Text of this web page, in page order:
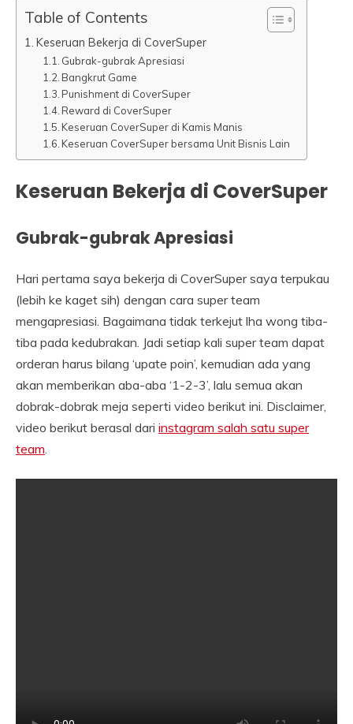
Table of Contents
Keseruan Bekerja di CoverSuper
Gubrak-gubrak Apresiasi
Bangkrut Game
Punishment di CoverSuper
Reward di CoverSuper
Keseruan CoverSuper di Kamis Manis
Keseruan CoverSuper bersama Unit Bisnis Lain
Keseruan Bekerja di CoverSuper
Gubrak-gubrak Apresiasi
Hari pertama saya bekerja di CoverSuper saya terpukau
(lebih ke kaget sih) dengan cara super team
mengapresiasi. Bagaimana tidak terkejut lha wong tiba-
tiba pada kedubrakan. Jadi setiap kali super team dapat
orderan harus bilang ‘upate poin’, kemudian ada yang
akan memberikan aba-aba ‘1-2-3’, lalu semua akan
dobrak-dobrak meja seperti video berikut ini. Disclaimer,
video berikut berasal dari instagram salah satu super
team